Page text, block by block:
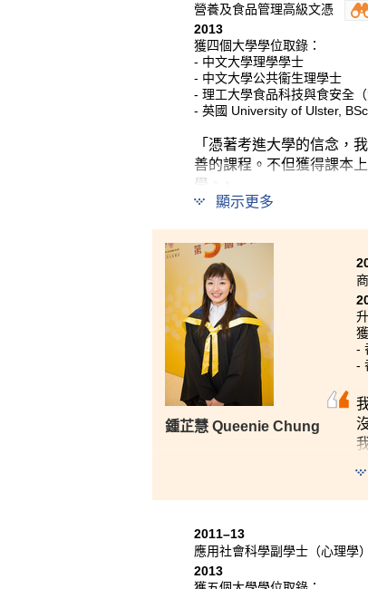
營養及食品管理高級文憑
2013
獲四個大學學位取錄：
- 中文大學理學學士
- 中文大學公共衞生理學士
- 理工大學食品科技與食安全
- 英國 University of Ulster,
「憑著考進大學的信念，
善的課程。不但獲得課本
學。」
顯示更多
鍾芷慧 Queenie Chung
-
-
2011–13
應用社會科學副學士（心理學）
2013